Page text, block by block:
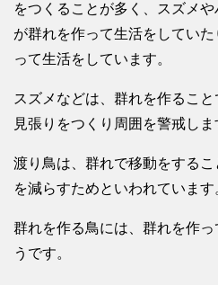
をつくることが多く、スズメ
が群れを作って生活をしてい
って生活をしています。
スズメなどは、群れを作るこ
見張りをつくり周囲を警戒しま
渡り鳥は、群れで移動をする
を減らすためといわれています
群れを作る鳥には、群れを作
うです。